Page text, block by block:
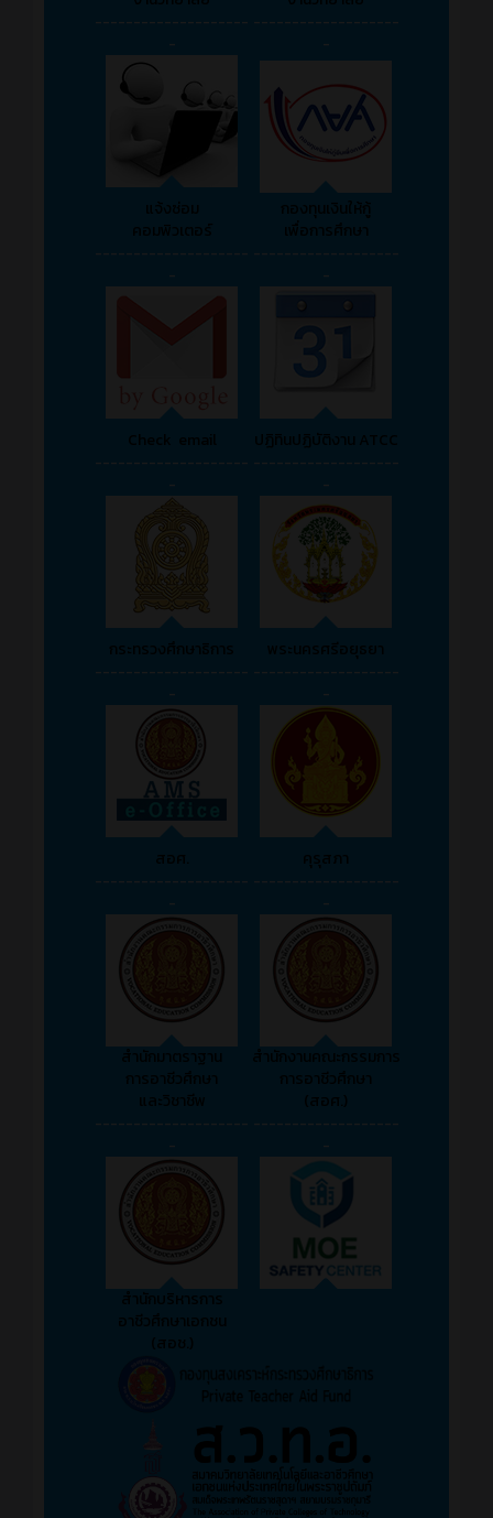
--------------------
-
-------------------
-
แจ้งซ่อม
คอมพิวเตอร์
กองทุนเงินให้กู้
เพื่อการศึกษา
--------------------
-
-------------------
-
Check email
ปฏิทินปฏิบัติงาน ATCC
--------------------
-
-------------------
-
กระทรวงศึกษาธิการ
พระนครศรีอยุธยา
--------------------
-
-------------------
-
สอศ.
คุรุสภา
--------------------
-
-------------------
-
สำนักมาตราฐาน
การอาชีวศึกษา
และวิชาชีพ
สำนักงานคณะกรรมการ
การอาชีวศึกษา
(สอศ.)
--------------------
-
-------------------
-
สำนักบริหารการ
อาชีวศึกษาเอกชน
(สอช.)